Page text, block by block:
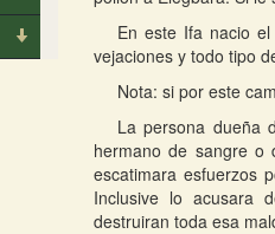
En este Ifa nacio
vejaciones y todo tipo
Nota: si por este
La persona dueña
hermano de sangre o
escatimara esfuerzos
Inclusive lo acusara
destruiran toda esa